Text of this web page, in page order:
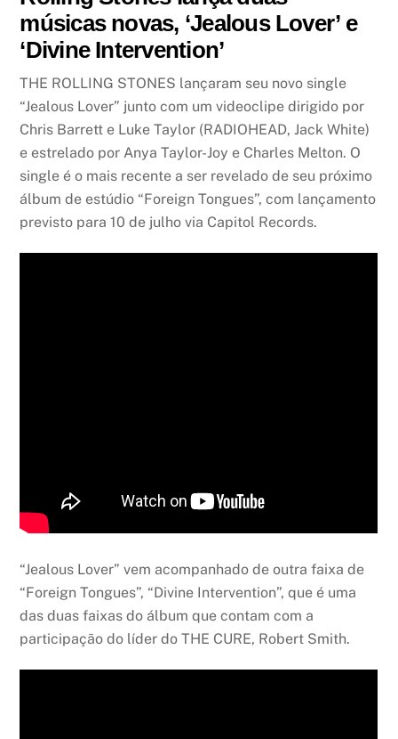
músicas novas, ‘Jealous Lover’ e
‘Divine Intervention’
THE ROLLING STONES lançaram seu novo single
“Jealous Lover” junto com um videoclipe dirigido por
Chris Barrett e Luke Taylor (RADIOHEAD, Jack White)
e estrelado por Anya Taylor-Joy e Charles Melton. O
single é o mais recente a ser revelado de seu próximo
álbum de estúdio “Foreign Tongues”, com lançamento
previsto para 10 de julho via Capitol Records.
“Jealous Lover” vem acompanhado de outra faixa de
“Foreign Tongues”, “Divine Intervention”, que é uma
das duas faixas do álbum que contam com a
participação do líder do THE CURE, Robert Smith.